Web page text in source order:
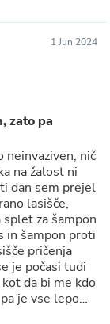
1 Jun 2024
zato pa
neinvaziven, nič
na žalost ni
dan sem prejel
lasišče,
za šampon
pričenja
je počasi tudi
da bi me kdo
je vse lepo
danes, še